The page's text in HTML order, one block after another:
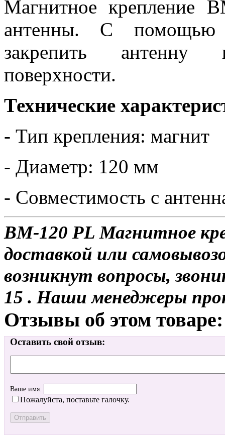
Магнитное крепление
антенны. С помощью
закрепить антенну
поверхности.
Технические
- Тип крепления: магнит
- Диаметр: 120 мм
- Совместимость с
BM-120 PL Магнитное
доставкой или
возникнут вопросы,
15 . Наши менеджеры
Отзывы об этом товаре:
Оставить свой отзыв:
Ваше имя:
Пожалуйста, поставьте галочку.